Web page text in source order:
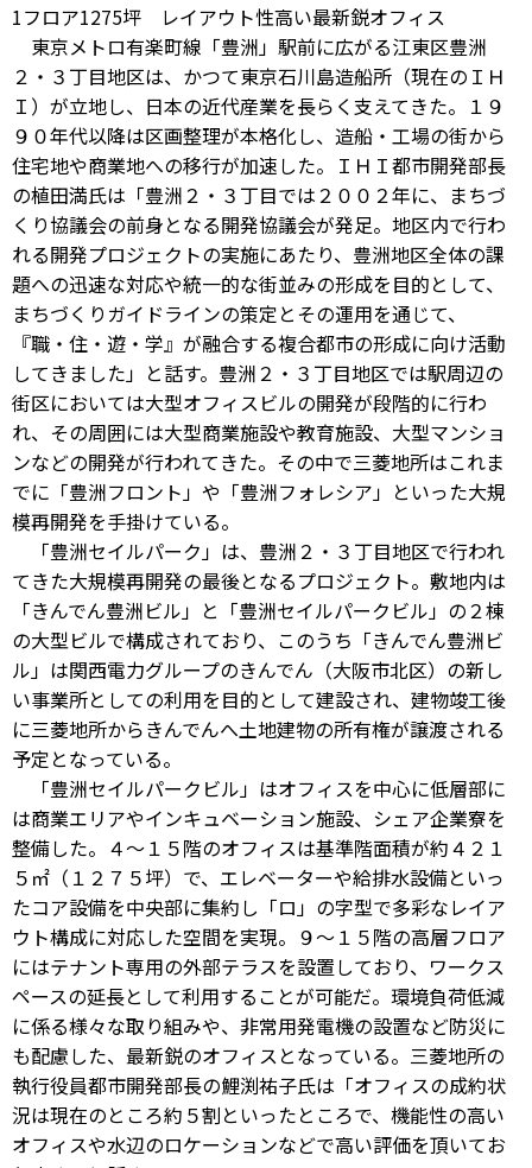
1フロア1275坪 レイアウト性高い最新鋭オフィス
東京メトロ有楽町線「豊洲」駅前に広がる江東区豊洲
２・３丁目地区は、かつて東京石川島造船所（現在のＩＨ
Ｉ）が立地し、日本の近代産業を長らく支えてきた。１９
９０年代以降は区画整理が本格化し、造船・工場の街から
住宅地や商業地への移行が加速した。ＩＨＩ都市開発部長
の植田満氏は「豊洲２・３丁目では２００２年に、まちづ
くり協議会の前身となる開発協議会が発足。地区内で行わ
れる開発プロジェクトの実施にあたり、豊洲地区全体の課
題への迅速な対応や統一的な街並みの形成を目的として、
まちづくりガイドラインの策定とその運用を通じて、
『職・住・遊・学』が融合する複合都市の形成に向け活動
してきました」と話す。豊洲２・３丁目地区では駅周辺の
街区においては大型オフィスビルの開発が段階的に行わ
れ、その周囲には大型商業施設や教育施設、大型マンショ
ンなどの開発が行われてきた。その中で三菱地所はこれま
でに「豊洲フロント」や「豊洲フォレシア」といった大規
模再開発を手掛けている。
「豊洲セイルパーク」は、豊洲２・３丁目地区で行われ
てきた大規模再開発の最後となるプロジェクト。敷地内は
「きんでん豊洲ビル」と「豊洲セイルパークビル」の２棟
の大型ビルで構成されており、このうち「きんでん豊洲ビ
ル」は関西電力グループのきんでん（大阪市北区）の新し
い事業所としての利用を目的として建設され、建物竣工後
に三菱地所からきんでんへ土地建物の所有権が譲渡される
予定となっている。
「豊洲セイルパークビル」はオフィスを中心に低層部に
は商業エリアやインキュベーション施設、シェア企業寮を
整備した。４～１５階のオフィスは基準階面積が約４２１
５㎡（１２７５坪）で、エレベーターや給排水設備といっ
たコア設備を中央部に集約し「ロ」の字型で多彩なレイア
ウト構成に対応した空間を実現。９～１５階の高層フロア
にはテナント専用の外部テラスを設置しており、ワークス
ペースの延長として利用することが可能だ。環境負荷低減
に係る様々な取り組みや、非常用発電機の設置など防災に
も配慮した、最新鋭のオフィスとなっている。三菱地所の
執行役員都市開発部長の鯉渕祐子氏は「オフィスの成約状
況は現在のところ約５割といったところで、機能性の高い
オフィスや水辺のロケーションなどで高い評価を頂いてお